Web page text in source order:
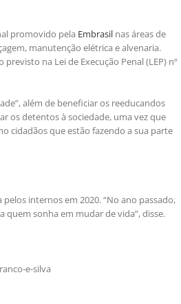
promovido pela Embrasil nas áreas de
manutenção elétrica e alvenaria.
na Lei de Execução Penal (LEP) nº
além de beneficiar os reeducandos
os detentos à sociedade, uma vez que
cidadãos que estão fazendo a sua parte
internos em 2020. “No ano passado,
sonha em mudar de vida”, disse.
e-silva